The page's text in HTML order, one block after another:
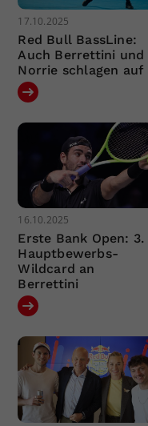
17.10.2025
Red Bull BassLine:
Auch Berrettini und
Norrie schlagen auf
16.10.2025
Erste Bank Open: 3.
Hauptbewerbs-
Wildcard an
Berrettini